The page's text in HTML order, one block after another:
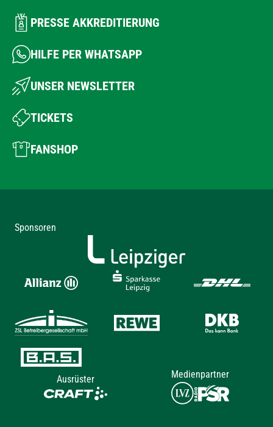
PRESSE AKKREDITIERUNG
HILFE PER WHATSAPP
UNSER NEWSLETTER
TICKETS
FANSHOP
Sponsoren
Ausrüster Medienpartner